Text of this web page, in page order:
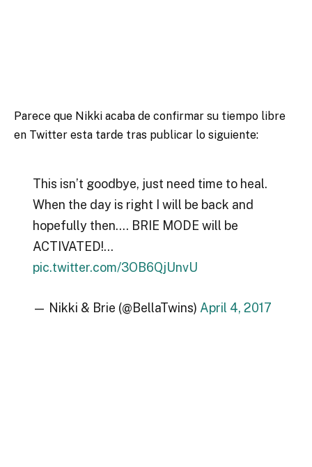
Parece que Nikki acaba de confirmar su tiempo libre
en Twitter esta tarde tras publicar lo siguiente:
This isn’t goodbye, just need time to heal.
When the day is right I will be back and
hopefully then…. BRIE MODE will be
ACTIVATED!…
pic.twitter.com/3OB6QjUnvU
— Nikki & Brie (@BellaTwins) April 4, 2017